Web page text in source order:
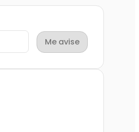
Me avise